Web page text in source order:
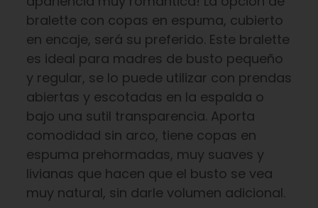
bralette con copas en espuma, cubierto
en encaje, será su preferido. Este bralette
es ideal para madres de busto pequeño
y regular, se lo puede utilizar con prendas
abiertas y escotadas en la espalda o
bajo una sutil transparencia. Aporta
comodidad sin arco, tiene copas en
espuma prehormadas, muy suaves y
livianas que hacen que el busto se vea
muy natural, sin darle volumen adicional.